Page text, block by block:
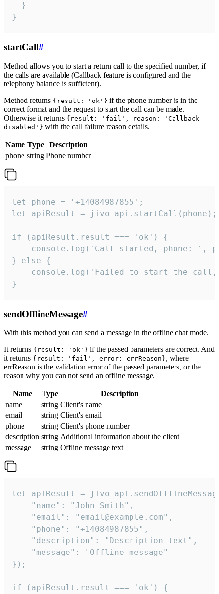
  }
}
startCall#
Method allows you to start a return call to the specified number, if
the calls are available (Callback feature is configured and the
telephony balance is sufficient).
Method returns {result: 'ok'} if the phone number is in the
correct format and the request to start the call can be made.
Otherwise it returns {result: 'fail', reason: 'Callback
disabled'} with the call failure reason details.
Name Type
Description
phone string Phone number
let phone = '+14084987855';
let apiResult = jivo_api.startCall(phone);
if (apiResult.result === 'ok') {
console.log('Call started, phone: ',
} else {
console.log('Failed to start the
}
sendOfflineMessage#
With this method you can send a message in the offline chat mode.
It returns {result: 'ok'} if the passed parameters are correct. And
it returns {result: 'fail', error: errReason}, where
errReason is the validation error of the passed parameters, or the
reason why you can not send an offline message.
Name Type
Description
name
string Client's name
email
string Client's email
phone
string Client's phone number
description string Additional information about the client
message
string Offline message text
let apiResult =
    "name": "John Smith",
    "email": "email@example.com",
    "phone": "+14084987855",
    "description": "Description text",
    "message": "Offline message"
});
if (apiResult.result === 'ok') {